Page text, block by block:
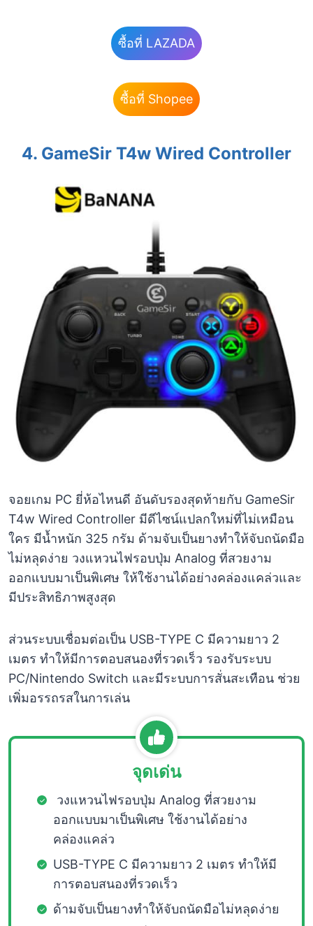
ซื้อที่ LAZADA
ซื้อที่ Shopee
4. GameSir T4w Wired Controller
จอยเกม PC ยี่ห้อไหนดี อันดับรองสุดท้ายกับ GameSir
T4w Wired Controller มีดีไซน์แปลกใหม่ที่ไม่เหมือน
ใคร มีน้ำหนัก 325 กรัม ด้ามจับเป็นยางทำให้จับถนัดมือ
ไม่หลุดง่าย วงแหวนไฟรอบปุ่ม Analog ที่สวยงาม
ออกแบบมาเป็นพิเศษ ให้ใช้งานได้อย่างคล่องแคล่วและ
มีประสิทธิภาพสูงสุด
ส่วนระบบเชื่อมต่อเป็น USB-TYPE C มีความยาว 2
เมตร ทำให้มีการตอบสนองที่รวดเร็ว รองรับระบบ
PC/Nintendo Switch และมีระบบการสั่นสะเทือน ช่วย
เพิ่มอรรถรสในการเล่น
จุดเด่น
วงแหวนไฟรอบปุ่ม Analog ที่สวยงาม
ออกแบบมาเป็นพิเศษ ใช้งานได้อย่าง
คล่องแคล่ว
USB-TYPE C มีความยาว 2 เมตร ทำให้มี
การตอบสนองที่รวดเร็ว
ด้ามจับเป็นยางทำให้จับถนัดมือไม่หลุดง่าย